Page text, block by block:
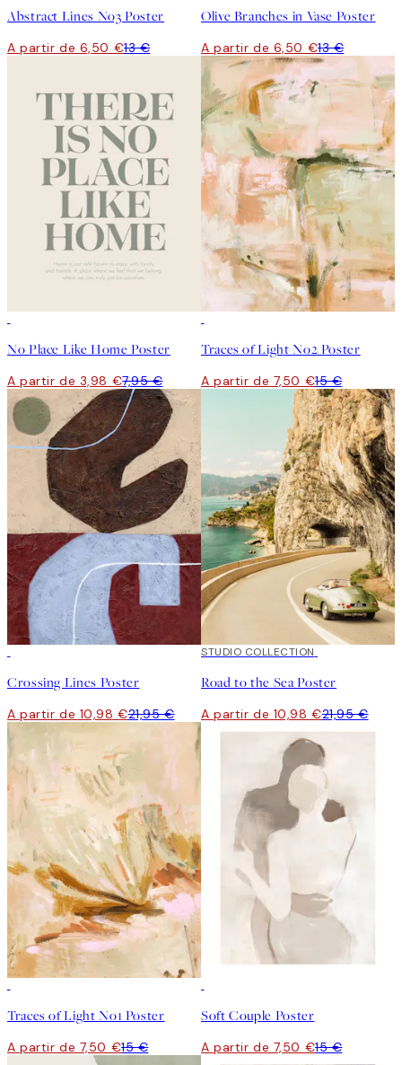
Abstract Lines No3 Poster
A partir de 6,50 €13 €
Olive Branches in Vase Poster
A partir de 6,50 €13 €
No Place Like Home Poster
A partir de 3,98 €7,95 €
Traces of Light No2 Poster
A partir de 7,50 €15 €
Crossing Lines Poster
A partir de 10,98 €21,95 €
50%*
STUDIO COLLECTION
Road to the Sea Poster
A partir de 10,98 €21,95 €
Traces of Light No1 Poster
A partir de 7,50 €15 €
Soft Couple Poster
A partir de 7,50 €15 €